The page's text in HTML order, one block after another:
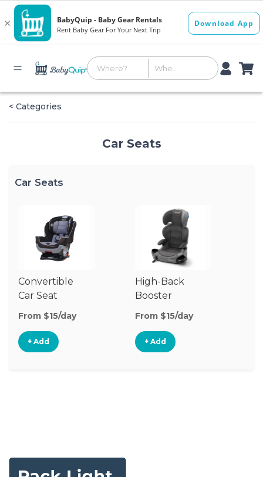
< Categories
Car Seats
Car Seats
Convertible
Car Seat
From $15/day
+ Add
High-Back
Booster
From $15/day
+ Add